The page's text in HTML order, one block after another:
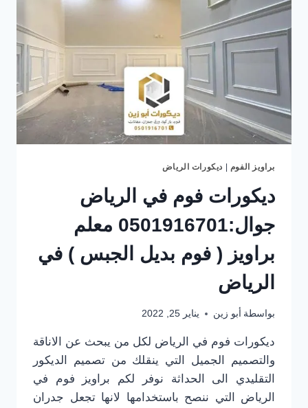
في
الرياض
سعر
الفوم
بديل
الجبس
الرياض
براويز الفوم ديكورات الرياض
ديكورات فوم في الرياض
جوال:0501916701 معلم
براويز ( فوم بديل الجبس ) في
الرياض
بواسطة أبو زين يناير 25, 2022
ديكورات فوم في الرياض لكل من يبحث عن الاناقة
والتصميم الجميل التي ينقلك من تصميم الديكور
التقليدي الى الحداثة نوفر لكم براويز فوم في
الرياض التي ننصح باستخدامها لانها تجعل جدران